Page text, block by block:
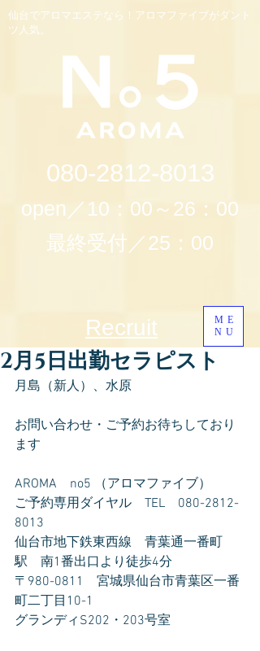
仙台でアロマエステなら！アロマファイブがダント
ツ人気。
080-2812-8013
open／10：00～26：00
最終受付／25：00
ME
NU
Recruit
2月5日出勤セラピスト
月島（新人）、水原
お問い合わせ・ご予約お待ちしており
ます
AROMA　no5 （アロマファイブ）
ご予約専用ダイヤル　TEL　080-2812-
8013
仙台市地下鉄東西線　青葉通一番町
駅　南1番出口より徒歩4分
〒980-0811　宮城県仙台市青葉区一番
町二丁目10-1
グランディS202・203号室